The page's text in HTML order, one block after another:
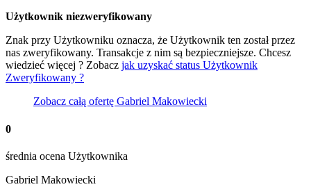
Użytkownik niezweryfikowany
Znak przy Użytkowniku oznacza, że Użytkownik ten został przez
nas zweryfikowany. Transakcje z nim są bezpieczniejsze. Chcesz
wiedzieć więcej ? Zobacz jak uzyskać status Użytkownik
Zweryfikowany ?
Zobacz całą ofertę Gabriel Makowiecki
0
średnia ocena Użytkownika
Gabriel Makowiecki